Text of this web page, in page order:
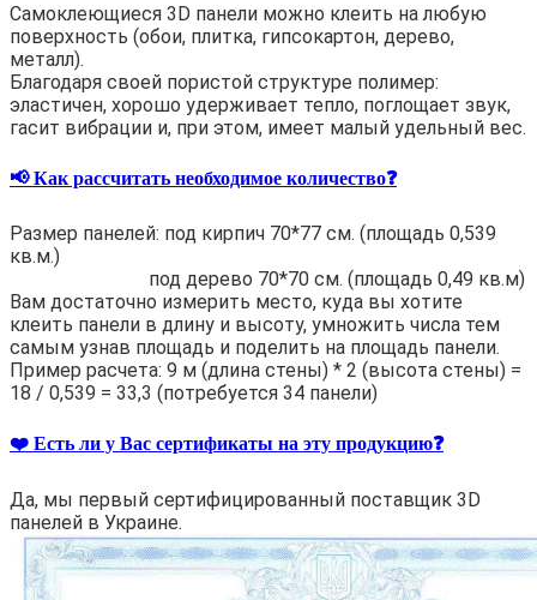
Самоклеющиеся 3D панели можно клеить на любую
поверхность (обои, плитка, гипсокартон, дерево,
металл).
Благодаря своей пористой структуре полимер:
эластичен, хорошо удерживает тепло, поглощает звук,
гасит вибрации и, при этом, имеет малый удельный вес.
📢 Как рассчитать необходимое количество❓
Размер панелей: под кирпич 70*77 см. (площадь 0,539
кв.м.)
под дерево 70*70 см. (площадь 0,49 кв.м)
Вам достаточно измерить место, куда вы хотите
клеить панели в длину и высоту, умножить числа тем
самым узнав площадь и поделить на площадь панели.
Пример расчета: 9 м (длина стены) * 2 (высота стены) =
18 / 0,539 = 33,3 (потребуется 34 панели)
❤️ Есть ли у Вас сертификаты на эту продукцию❓
Да, мы первый сертифицированный поставщик 3D
панелей в Украине.